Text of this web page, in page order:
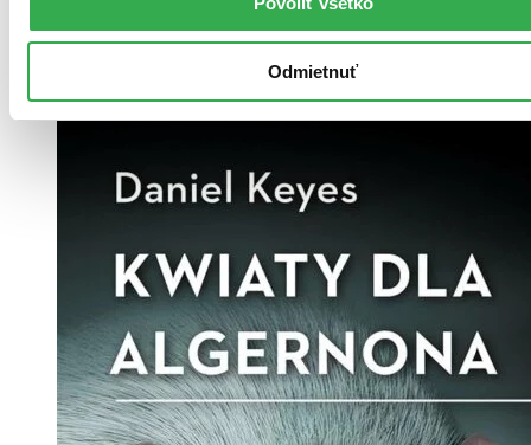
Odmietnuť
Vložiť do košíka